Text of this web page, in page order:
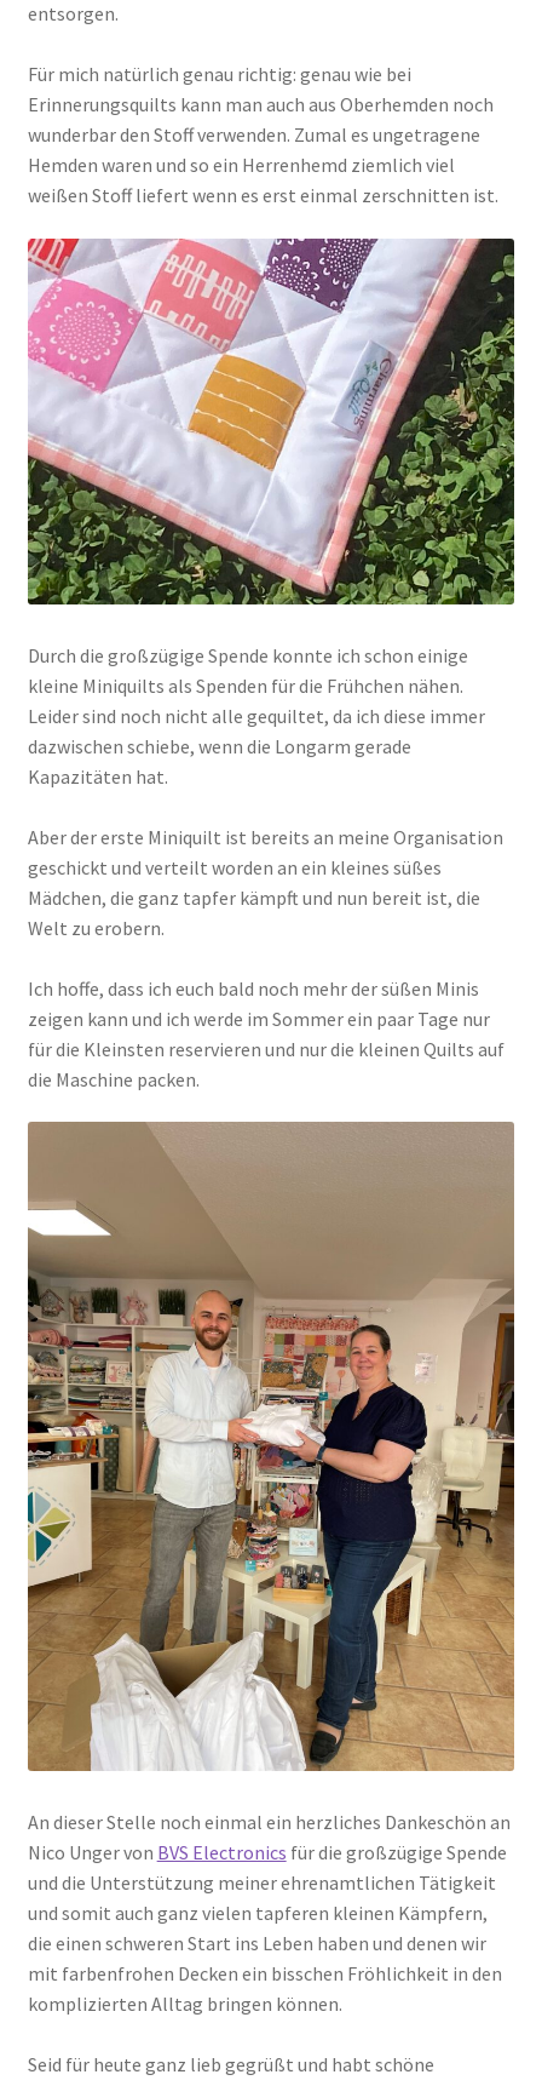
entsorgen.
Für mich natürlich genau richtig: genau wie bei
Erinnerungsquilts kann man auch aus Oberhemden noch
wunderbar den Stoff verwenden. Zumal es ungetragene
Hemden waren und so ein Herrenhemd ziemlich viel
weißen Stoff liefert wenn es erst einmal zerschnitten ist.
Durch die großzügige Spende konnte ich schon einige
kleine Miniquilts als Spenden für die Frühchen nähen.
Leider sind noch nicht alle gequiltet, da ich diese immer
dazwischen schiebe, wenn die Longarm gerade
Kapazitäten hat.
Aber der erste Miniquilt ist bereits an meine Organisation
geschickt und verteilt worden an ein kleines süßes
Mädchen, die ganz tapfer kämpft und nun bereit ist, die
Welt zu erobern.
Ich hoffe, dass ich euch bald noch mehr der süßen Minis
zeigen kann und ich werde im Sommer ein paar Tage nur
für die Kleinsten reservieren und nur die kleinen Quilts auf
die Maschine packen.
An dieser Stelle noch einmal ein herzliches Dankeschön an
Nico Unger von BVS Electronics für die großzügige Spende
und die Unterstützung meiner ehrenamtlichen Tätigkeit
und somit auch ganz vielen tapferen kleinen Kämpfern,
die einen schweren Start ins Leben haben und denen wir
mit farbenfrohen Decken ein bisschen Fröhlichkeit in den
komplizierten Alltag bringen können.
Seid für heute ganz lieb gegrüßt und habt schöne